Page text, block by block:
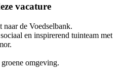
vacature
naar de Voedselbank.
en inspirerend tuinteam met
omgeving.